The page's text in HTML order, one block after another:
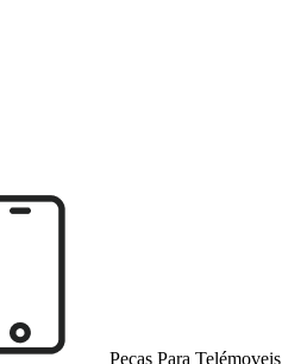
Peças Para Telémoveis